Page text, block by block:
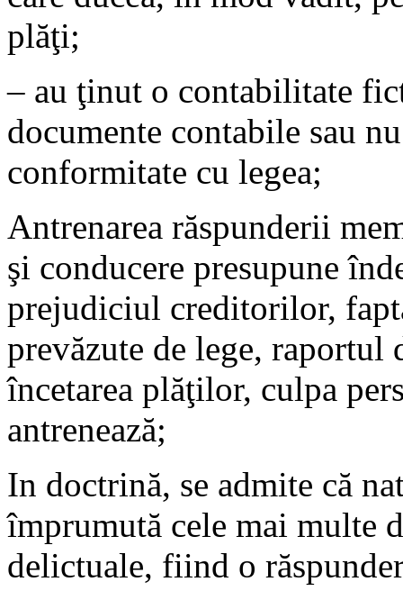
plăţi;
– au ţinut o contabilitate
documente contabile sau
conformitate cu legea;
Antrenarea răspunderii
şi conducere presupune
prejudiciul creditorilor,
prevăzute de lege, raportul
încetarea plăţilor, culpa
antrenează;
In doctrină, se admite că
împrumută cele mai multe
delictuale, fiind o